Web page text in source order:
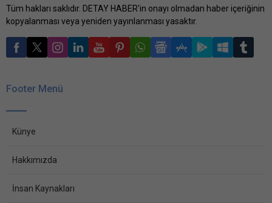
Tüm hakları saklıdır. DETAY HABER'in onayı olmadan haber içeriğinin
kopyalanması veya yeniden yayınlanması yasaktır.
Footer Menü
Künye
Hakkımızda
İnsan Kaynakları